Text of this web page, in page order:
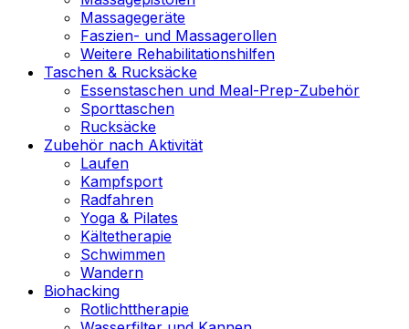
Massagegeräte
Faszien- und Massagerollen
Weitere Rehabilitationshilfen
Taschen & Rucksäcke
Essenstaschen und Meal-Prep-Zubehör
Sporttaschen
Rucksäcke
Zubehör nach Aktivität
Laufen
Kampfsport
Radfahren
Yoga & Pilates
Kältetherapie
Schwimmen
Wandern
Biohacking
Rotlichttherapie